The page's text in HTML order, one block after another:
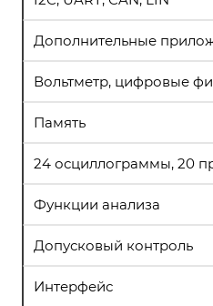
Дополнительные
Вольтметр, цифровые
Память
24 осциллограммы, 20
Функции анализа
Допусковый контроль
Интерфейс